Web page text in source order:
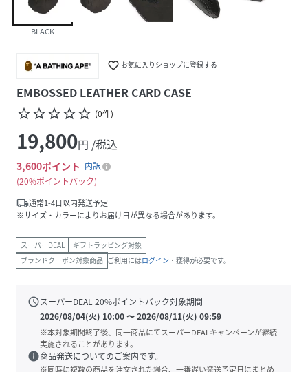
BLACK
favorite_border お気に入りショップに登録する
EMBOSSED LEATHER CARD CASE
star_borderstar_borderstar_borderstar_borderstar_border (0件)
19,800円 /税込
3,600ポイント 内訳
20%ポイントバック
local_shipping通常1-4日以内発送予定
※サイズ・カラーによりお届け日が異なる場合があります。
スーパーDEAL
ギフトラッピング対象
ブランドクーポン対象商品 ご利用にはログイン ・獲得が必要です。
scheduleスーパーDEAL20%ポイントバック対象期間
2026/08/04(火) 10:00〜2026/08/11(火) 09:59
※本対象期間終了後、同一商品にてスーパーDEALキャンペーンが継続
実施されることがあります。
info商品発送についてのご案内です。
※同時に複数の商品を注文された場合、一番遅い発送予定日にまとめ